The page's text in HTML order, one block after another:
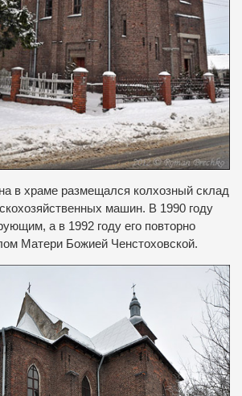
в храме размещался колхозный склад
машин. В 1990 году
а в 1992 году его повторно
Матери Божией Ченстоховской.